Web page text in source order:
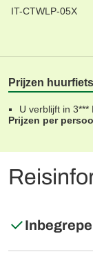
IT-CTWLP-05X
Prijzen
U verblijft in 3***
Prijzen per